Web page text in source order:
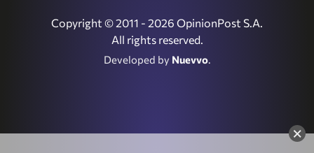
×
Copyright © 2011 - 2026 OpinionPost S.A.
All rights reserved.
Developed by Nuevvo.